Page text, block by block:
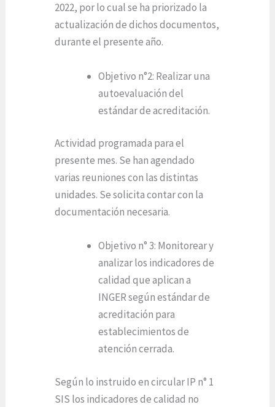
2022, por lo cual se ha priorizado la
actualización de dichos documentos,
durante el presente año.
Objetivo n°2: Realizar una
autoevaluación del
estándar de acreditación.
Actividad programada para el
presente mes. Se han agendado
varias reuniones con las distintas
unidades. Se solicita contar con la
documentación necesaria.
Objetivo n° 3: Monitorear y
analizar los indicadores de
calidad que aplican a
INGER según estándar de
acreditación para
establecimientos de
atención cerrada.
Según lo instruido en circular IP n° 1
SIS los indicadores de calidad no